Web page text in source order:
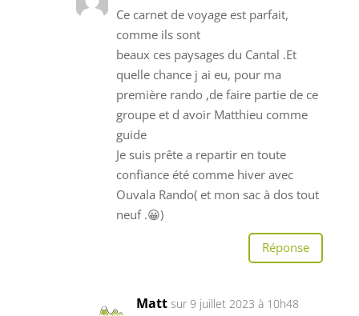
Ce carnet de voyage est parfait,
comme ils sont
beaux ces paysages du Cantal .Et
quelle chance j ai eu, pour ma
première rando ,de faire partie de ce
groupe et d avoir Matthieu comme
guide
Je suis prête a repartir en toute
confiance été comme hiver avec
Ouvala Rando( et mon sac à dos tout
neuf .😀)
Réponse
Matt sur 9 juillet 2023 à 10h48